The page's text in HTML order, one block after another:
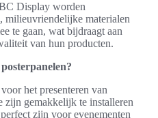
Display worden
milieuvriendelijke materialen
te gaan, wat bijdraagt aan
van hun producten.
het presenteren van
zijn gemakkelijk te installeren
zijn voor evenementen